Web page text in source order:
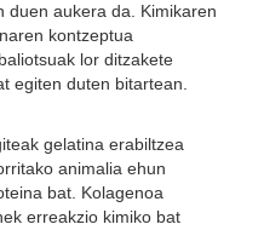
duen aukera da. Kimikaren
kontzeptua
lor ditzakete
egiten duten bitartean.
gelatina erabiltzea
animalia ehun
bat. Kolagenoa
erreakzio kimiko bat